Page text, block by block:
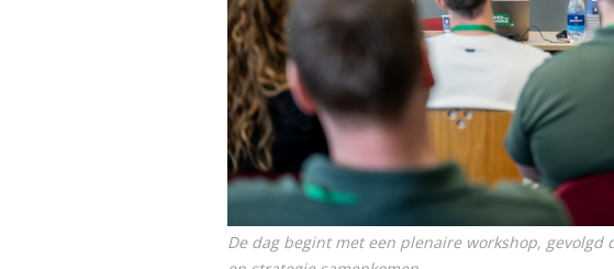
De dag begint met een plenaire workshop,